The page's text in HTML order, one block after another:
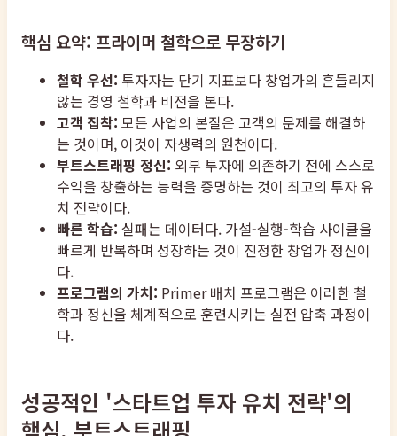
핵심 요약: 프라이머 철학으로 무장하기
철학 우선: 투자자는 단기 지표보다 창업가의 흔들리지
않는 경영 철학과 비전을 본다.
고객 집착: 모든 사업의 본질은 고객의 문제를 해결하
는 것이며, 이것이 자생력의 원천이다.
부트스트래핑 정신: 외부 투자에 의존하기 전에 스스로
수익을 창출하는 능력을 증명하는 것이 최고의 투자 유
치 전략이다.
빠른 학습: 실패는 데이터다. 가설-실행-학습 사이클을
빠르게 반복하며 성장하는 것이 진정한 창업가 정신이
다.
프로그램의 가치: Primer 배치 프로그램은 이러한 철
학과 정신을 체계적으로 훈련시키는 실전 압축 과정이
다.
성공적인 '스타트업 투자 유치 전략'의
핵심, 부트스트래핑